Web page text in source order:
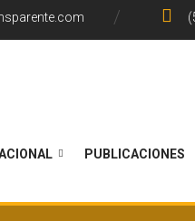
PUBLICACIONES